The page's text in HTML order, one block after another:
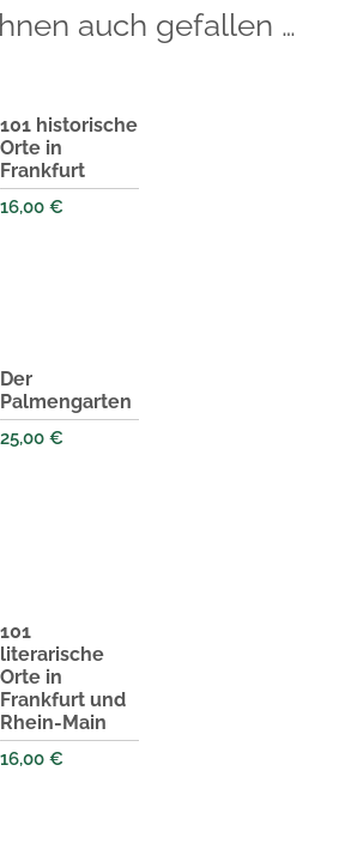
auch gefallen …
101 historische
Orte in
Frankfurt
16,00 €
Der
Palmengarten
25,00 €
101
literarische
Orte in
Frankfurt und
Rhein-Main
16,00 €